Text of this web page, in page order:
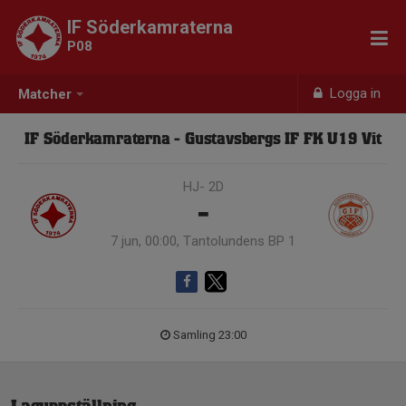
Matcher Logga in
IF Söderkamraterna
P08
IF Söderkamraterna - Gustavsbergs IF FK U19 Vit
HJ- 2D
-
7 jun, 00:00, Tantolundens BP 1
Samling 23:00